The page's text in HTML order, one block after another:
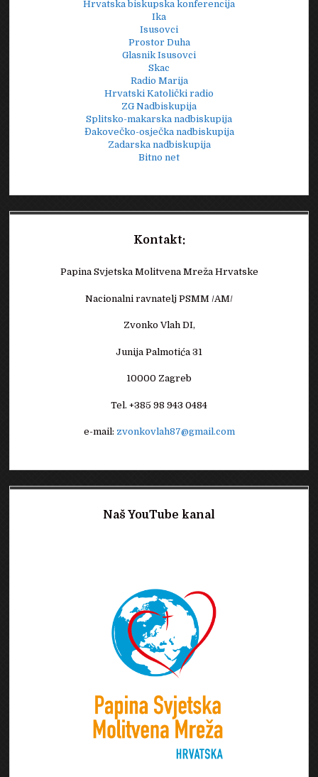
Hrvatska biskupska konferencija
Ika
Isusovci
Prostor Duha
Glasnik Isusovci
Skac
Radio Marija
Hrvatski Katolički radio
ZG Nadbiskupija
Splitsko-makarska nadbiskupija
Đakovečko-osječka nadbiskupija
Zadarska nadbiskupija
Bitno net
Kontakt:
Papina Svjetska Molitvena Mreža Hrvatske
Nacionalni ravnatelj PSMM /AM/
Zvonko Vlah DI,
Junija Palmotića 31
10000 Zagreb
Tel. +385 98 943 0484
e-mail: zvonkovlah87@gmail.com
Naš YouTube kanal